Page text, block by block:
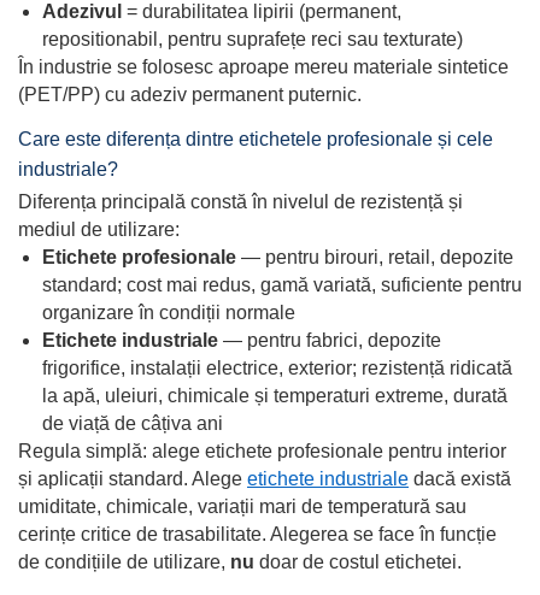
Adezivul = durabilitatea lipirii (permanent,
repositionabil, pentru suprafețe reci sau texturate)
În industrie se folosesc aproape mereu materiale sintetice
(PET/PP) cu adeziv permanent puternic.
Care este diferența dintre etichetele profesionale și cele
industriale?
Diferența principală constă în nivelul de rezistență și
mediul de utilizare:
Etichete profesionale — pentru birouri, retail, depozite
standard; cost mai redus, gamă variată, suficiente pentru
organizare în condiții normale
Etichete industriale — pentru fabrici, depozite
frigorifice, instalații electrice, exterior; rezistență ridicată
la apă, uleiuri, chimicale și temperaturi extreme, durată
de viață de câțiva ani
Regula simplă: alege etichete profesionale pentru interior
și aplicații standard. Alege etichete industriale dacă există
umiditate, chimicale, variații mari de temperatură sau
cerințe critice de trasabilitate. Alegerea se face în funcție
de condițiile de utilizare, nu doar de costul etichetei.